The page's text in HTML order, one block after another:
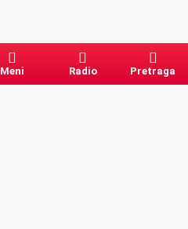
Meni Radio Pretraga